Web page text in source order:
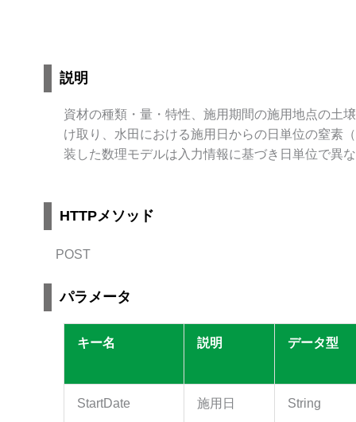
説明
資材の種類・量・特性、施用期間の施用地点の土
け取り、 水田における施用日からの日単位の窒素
装した数理モデルは入力情報に基づき日単位で異
HTTPメソッド
POST
パラメータ
キー名 説明 データ型
StartDate 施用日 String